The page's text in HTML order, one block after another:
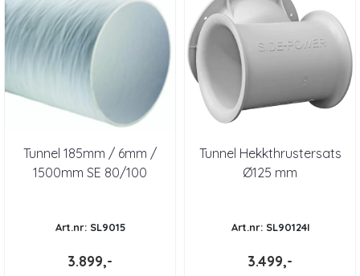
Tunnel 185mm / 6mm /
1500mm SE 80/100
Art.nr: SL9015
3.899,-
Tunnel Hekkthrustersats
Ø125 mm
Art.nr: SL90124I
3.499,-